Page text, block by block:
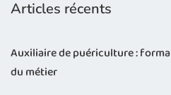
Articles récents
Auxiliaire de puériculture :
du métier